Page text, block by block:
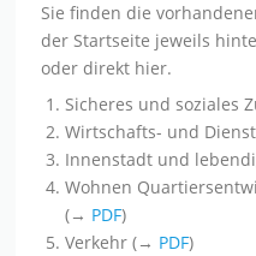
Sie finden die
der Startseite jeweils
oder direkt hier.
Sicheres und soziales
Wirtschafts- und
Innenstadt und
Wohnen
(→ PDF)
Verkehr (→ PDF)